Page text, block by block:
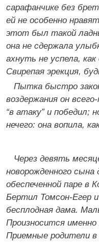
сарафанчике без
ей не особенно
этот был такой
она не сдержала
ахнуть не успела,
Свирепая эрекция,
Пытка быстро
воздержания он
“в атаку” и победил;
нечего: она вопила,
Через девять
новорожденного сына
обеспеченной паре в
Бертил Томсон-Егер
бесплодная дама.
Произносится
Приемные родители в